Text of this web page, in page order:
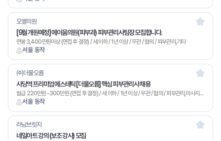
서울 동작
오엘의원
[9월 개원예정] 에이움의원(피부과) 피부관리사팀장 모집합니다.
연봉 3,400만원이상 (면접 후 결정) / 세 이하 / 1년 이상 / 무관 / 협의 / 피부관리,기타
서울 동작
㈜더물오름
사당역 프리미엄 에스테틱 [더물오름] 핵심 피부관리사 채용
월급 220만원~300만원 (면접 후 결정) / 세 이하 / 1년 이상 / 무관 / 협의 / 피부관리,마사지,기타
러닝브릿지
네일아트 강의 (보조 강사) 모집